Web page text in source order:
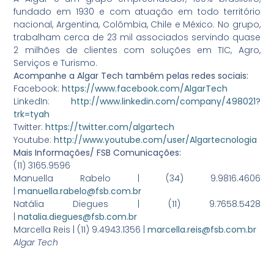
fundado em 1930 e com atuação em todo território
nacional, Argentina, Colômbia, Chile e México. No grupo,
trabalham cerca de 23 mil associados servindo quase
2 milhões de clientes com soluções em TIC, Agro,
Serviços e Turismo.
Acompanhe a Algar Tech também pelas redes sociais:
Facebook: https://www.facebook.com/AlgarTech
LinkedIn: http://www.linkedin.com/company/498021?
trk=tyah
Twitter:https://twitter.com/algartech
Youtube:http://www.youtube.com/user/Algartecnologia
Mais Informações/ FSB Comunicações:
(11) 3165.9596
Manuella Rabelo | (34) 9.9816.4606
|manuella.rabelo@fsb.com.br
Natália Diegues | (11) 9.7658.5428
|natalia.diegues@fsb.com.br
Marcella Reis | (11) 9.4943.1356 |marcella.reis@fsb.com.br
Algar Tech